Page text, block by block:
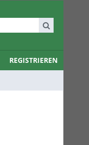
REGISTRIEREN